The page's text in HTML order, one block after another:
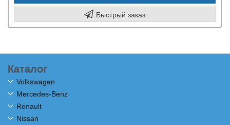
Быстрый заказ
Каталог
Volkswagen
Mercedes-Benz
Renault
Nissan